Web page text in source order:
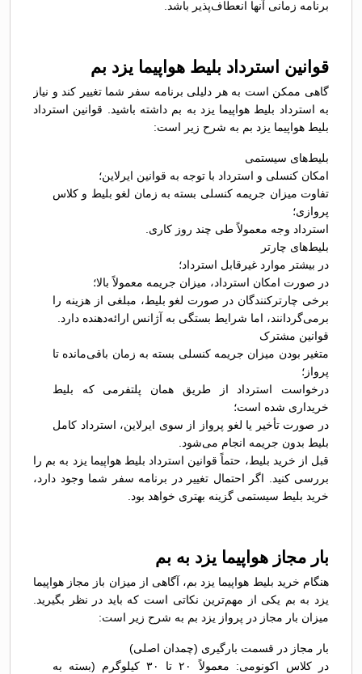
برنامه زمانی آنها انعطاف‌پذیر باشد.
قوانین استرداد بلیط هواپیما یزد بم
گاهی ممکن است به هر دلیلی برنامه سفر شما تغییر کند و نیاز
به استرداد بلیط هواپیما یزد به بم داشته باشید. قوانین استرداد
بلیط هواپیما یزد بم به شرح زیر است:
بلیط‌های سیستمی
امکان کنسلی و استرداد با توجه به قوانین ایرلاین؛
تفاوت میزان جریمه کنسلی بسته به زمان لغو بلیط و کلاس
پروازی؛
استرداد وجه معمولاً طی چند روز کاری.
بلیط‌های چارتر
در بیشتر موارد غیرقابل استرداد؛
در صورت امکان استرداد، میزان جریمه معمولاً بالا؛
برخی چارترکنندگان در صورت لغو بلیط، مبلغی از هزینه را
برمی‌گردانند، اما شرایط بستگی به آژانس ارائه‌دهنده دارد.
قوانین مشترک
متغیر بودن میزان جریمه کنسلی بسته به زمان باقی‌مانده تا
پرواز؛
درخواست استرداد از طریق همان پلتفرمی که بلیط
خریداری شده است؛
در صورت تأخیر یا لغو پرواز از سوی ایرلاین، استرداد کامل
بلیط بدون جریمه انجام می‌شود.
قبل از خرید بلیط، حتماً قوانین استرداد بلیط هواپیما یزد به بم را
بررسی کنید. اگر احتمال تغییر در برنامه سفر شما وجود دارد،
خرید بلیط سیستمی گزینه بهتری خواهد بود.
بار مجاز هواپیما یزد به بم
هنگام خرید بلیط هواپیما یزد بم، آگاهی از میزان باز مجاز هواپیما
یزد به بم یکی از مهم‌ترین نکاتی است که باید در نظر بگیرید.
میزان بار مجاز در پرواز یزد بم به شرح زیر است:
بار مجاز در قسمت بارگیری (چمدان اصلی)
در کلاس اکونومی: معمولاً ۲۰ تا ۳۰ کیلوگرم (بسته به